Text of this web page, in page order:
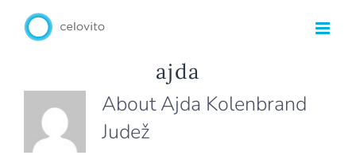
ajda
AboutAjda Kolenbrand
Judež